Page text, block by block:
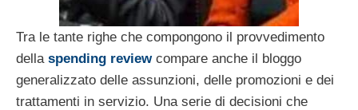
Tra le tante righe che compongono il provvedimento
della spending review compare anche il bloggo
generalizzato delle assunzioni, delle promozioni e dei
trattamenti in servizio. Una serie di decisioni che